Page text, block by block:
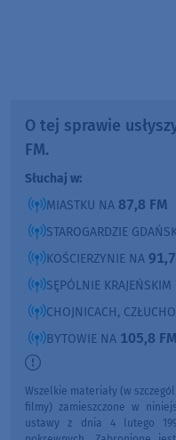
O tej sprawie
FM.
Słuchaj w:
MIASTKU NA 87,8 FM
STAROGARDZIE
KOŚCIERZYNIE NA
SĘPÓLNIE KRAJEŃSKIM
CHOJNICACH,
BYTOWIE NA 105,8 FM
Wszelkie materiały (w
filmy) zamieszczone w
ustawy z dnia 4 lutego